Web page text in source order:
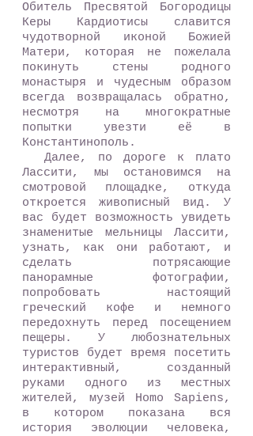
Обитель Пресвятой Богородицы
Керы Кардиотисы славится
чудотворной иконой Божией
Матери, которая не пожелала
покинуть стены родного
монастыря и чудесным образом
всегда возвращалась обратно,
несмотря на многократные
попытки увезти её в
Константинополь.
Далее, по дороге к плато
Лассити, мы остановимся на
смотровой площадке, откуда
откроется живописный вид. У
вас будет возможность увидеть
знаменитые мельницы Лассити,
узнать, как они работают, и
сделать потрясающие
панорамные фотографии,
попробовать настоящий
греческий кофе и немного
передохнуть перед посещением
пещеры. У любознательных
туристов будет время посетить
интерактивный, созданный
руками одного из местных
жителей, музей Homo Sapiens,
в котором показана вся
история эволюции человека,